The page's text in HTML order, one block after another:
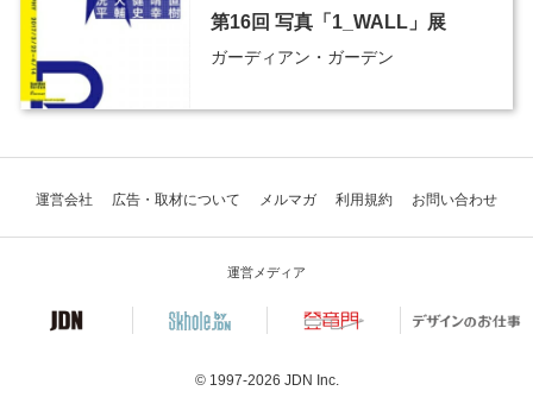
第16回 写真「1_WALL」展
ガーディアン・ガーデン
運営会社 広告・取材について メルマガ 利用規約 お問い合わせ
運営メディア
© 1997-2026 JDN Inc.